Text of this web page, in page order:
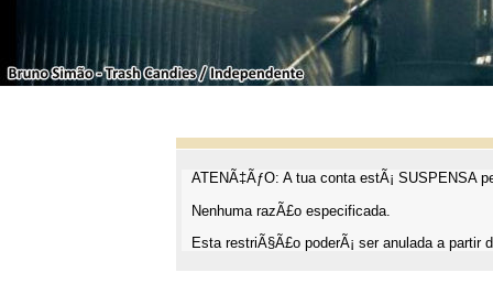
ATENÃ‡ÃƒO: A tua conta estÃ¡ SUSPENSA
Nenhuma razÃ£o especificada.
Esta restriÃ§Ã£o poderÃ¡ ser anulada a partir